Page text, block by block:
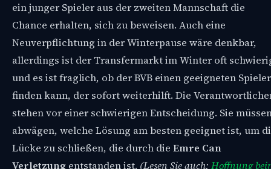
ein junger Spieler aus der zweiten Mannschaft die
Chance erhalten, sich zu beweisen. Auch eine
Neuverpflichtung in der Winterpause wäre denkbar,
allerdings ist der Transfermarkt im Winter oft
und es ist fraglich, ob der BVB einen geeigneten Spieler
finden kann, der sofort weiterhilft. Die
stehen vor einer schwierigen Entscheidung. Sie
abwägen, welche Lösung am besten geeignet ist, um
Lücke zu schließen, die durch die Emre Can
Verletzung entstanden ist. (Lesen Sie auch: Hoffnung